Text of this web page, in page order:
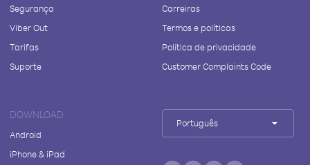
Segurança
Viber Out
Tarifas
Suporte
Carreiras
Termos e políticas
Política de privacidade
Customer Complaints Code
DOWNLOAD
Android
iPhone & iPad
Português